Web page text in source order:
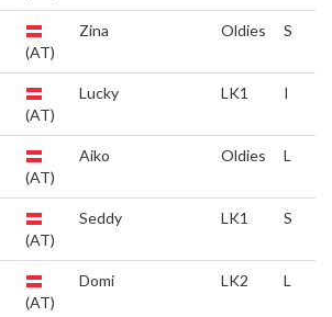
(AT)
Zina Oldies S
(AT)
Lucky LK1 I
(AT)
Aiko Oldies L
(AT)
Seddy LK1 S
(AT)
Domi LK2 L